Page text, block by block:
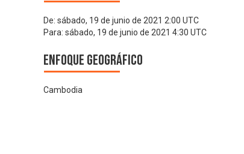
De: sábado, 19 de junio de 2021 2:00 UTC
Para: sábado, 19 de junio de 2021 4:30 UTC
Enfoque geográfico
Cambodia